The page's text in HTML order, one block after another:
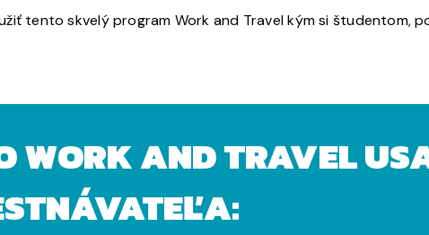
tento skvelý program Work and Travel kým si študentom,
WORK AND TRAVEL